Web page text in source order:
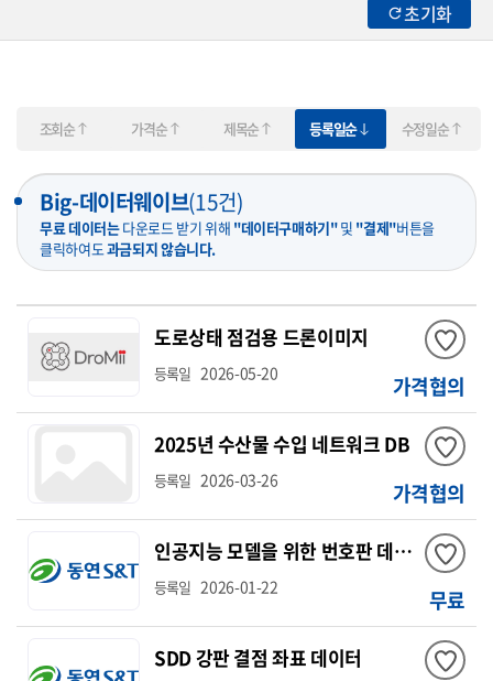
초기화
조회순 가격순 제목순 등록일순 수정일순
Big-데이터웨이브(15건)
무료 데이터는다운로드 받기 위해 "데이터구매하기"및 "결제"버튼을
클릭하여도과금되지 않습니다.
도로상태 점검용 드론이미지
등록일 2026-05-20 가격협의
2025년 수산물 수입 네트워크 DB
등록일 2026-03-26 가격협의
인공지능 모델을 위한 번호판 데이터
등록일 2026-01-22 무료
SDD 강판 결점 좌표 데이터